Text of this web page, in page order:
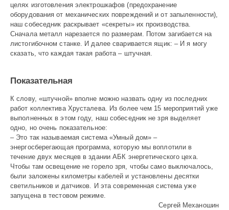
целях изготовления электрошкафов (предохранение
оборудования от механических повреждений и от запыленности),
наш собеседник раскрывает «секреты» их производства.
Сначала металл нарезается по размерам. Потом загибается на
листогибочном станке. И далее сваривается ящик: – И я могу
сказать, что каждая такая работа – штучная.
Показательная
К слову, «штучной» вполне можно назвать одну из последних
работ коллектива Хрусталева. Из более чем 15 мероприятий уже
выполненных в этом году, наш собеседник не зря выделяет
одно, но очень показательное:
– Это так называемая система «Умный дом» –
энергосберегающая программа, которую мы воплотили в
течение двух месяцев в здании АБК энергетического цеха.
Чтобы там освещение не горело зря, чтобы само выключалось,
были заложены километры кабелей и установлены десятки
светильников и датчиков. И эта современная система уже
запущена в тестовом режиме.
Сергей Механошин